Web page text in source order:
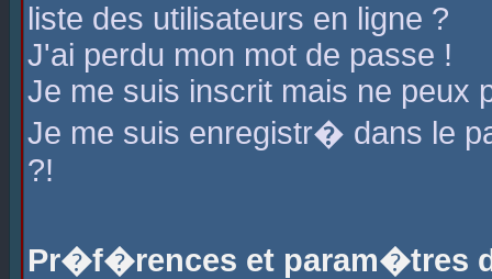
liste des utilisateurs en ligne ?
J'ai perdu mon mot de passe !
Je me suis inscrit mais ne peux
Je me suis enregistr� dans le
?!
Pr�f�rences et param�tres